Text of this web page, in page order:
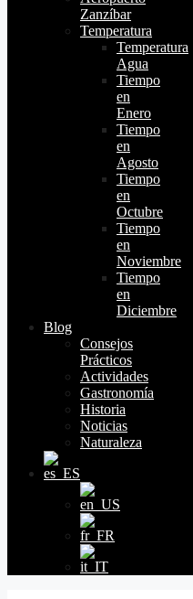
Zanzíbar
Temperatura
Temperatura
Agua
Tiempo
en
Enero
Tiempo
en
Agosto
Tiempo
en
Octubre
Tiempo
en
Noviembre
Tiempo
en
Diciembre
Blog
Consejos
Prácticos
Actividades
Gastronomía
Historia
Noticias
Naturaleza